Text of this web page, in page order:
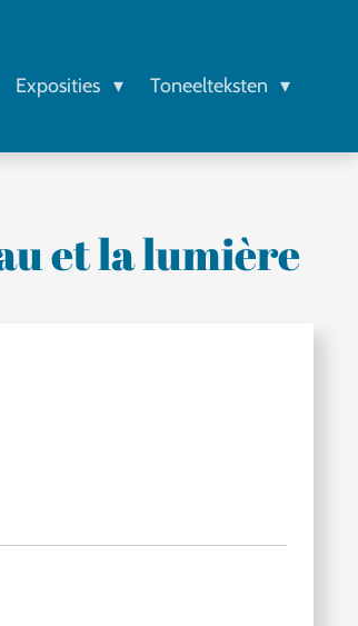
Exposities
Toneelteksten
et la lumière